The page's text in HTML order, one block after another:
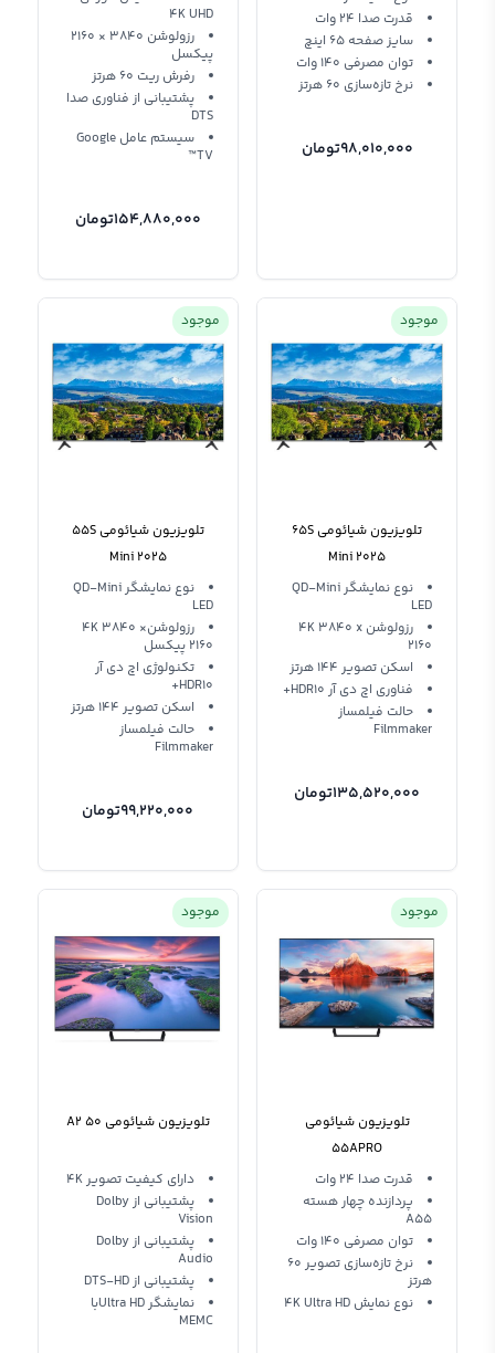
قدرت صدا 24 وات
سایز صفحه 65 اینچ
توان مصرفی 140 وات
نرخ تازه‌سازی 60 هرتز
98,010,000تومان
4K UHD
رزولوشن 3840 × 2160
پیکسل
رفرش ریت 60 هرتز
پشتیبانی از فناوری صدا
DTS
سیستم عامل Google
TV™
154,880,000تومان
موجود
تلویزیون شیائومی 65S
Mini 2025
نوع نمایشگر QD-Mini
LED
رزولوشن 4K 3840 x
2160
اسکن تصویر 144 هرتز
فناوری اچ دی آر HDR10+
حالت فیلمساز
Filmmaker
135,520,000تومان
موجود
تلویزیون شیائومی 55S
Mini 2025
نوع نمایشگر QD-Mini
LED
رزولوشن4K 3840 ×
2160 پیکسل
تکنولوژی اچ دی آر
HDR10+
اسکن تصویر 144 هرتز
حالت فیلمساز
Filmmaker
99,220,000تومان
موجود
تلویزیون شیائومی
55APRO
قدرت صدا 24 وات
پردازنده چهار هسته
A55
توان مصرفی 140 وات
نرخ تازه‌سازی تصویر 60
هرتز
نوع نمایش 4K Ultra HD
موجود
تلویزیون شیائومی A2 50
دارای کیفیت تصویر 4K
پشتیبانی از Dolby
Vision
پشتیبانی از Dolby
Audio
پشتیبانی از DTS-HD
نمایشگر Ultra HDبا
MEMC